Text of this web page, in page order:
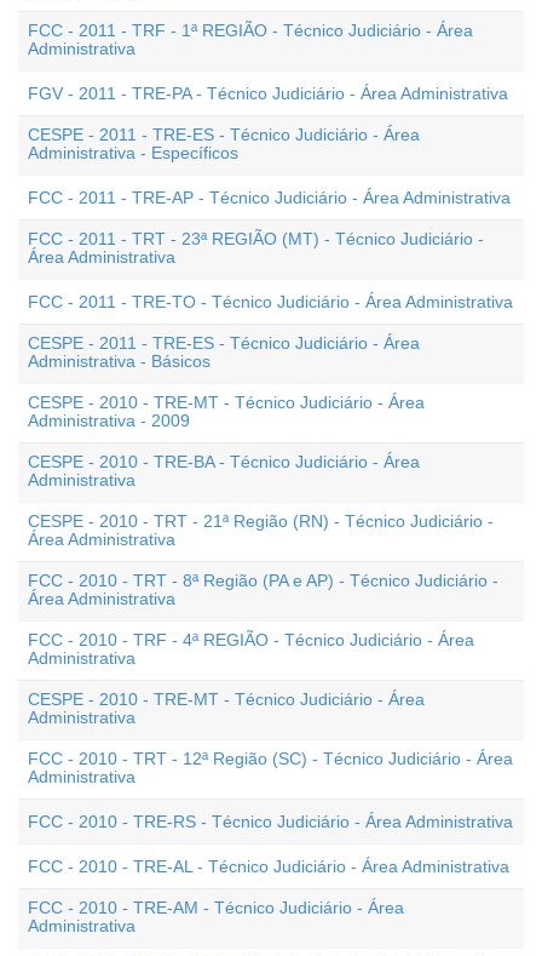
FCC - 2011 - TRF - 1ª REGIÃO - Técnico Judiciário - Área
Administrativa
FGV - 2011 - TRE-PA - Técnico Judiciário - Área Administrativa
CESPE - 2011 - TRE-ES - Técnico Judiciário - Área
Administrativa - Específicos
FCC - 2011 - TRE-AP - Técnico Judiciário - Área Administrativa
FCC - 2011 - TRT - 23ª REGIÃO (MT) - Técnico Judiciário -
Área Administrativa
FCC - 2011 - TRE-TO - Técnico Judiciário - Área Administrativa
CESPE - 2011 - TRE-ES - Técnico Judiciário - Área
Administrativa - Básicos
CESPE - 2010 - TRE-MT - Técnico Judiciário - Área
Administrativa - 2009
CESPE - 2010 - TRE-BA - Técnico Judiciário - Área
Administrativa
CESPE - 2010 - TRT - 21ª Região (RN) - Técnico Judiciário -
Área Administrativa
FCC - 2010 - TRT - 8ª Região (PA e AP) - Técnico Judiciário -
Área Administrativa
FCC - 2010 - TRF - 4ª REGIÃO - Técnico Judiciário - Área
Administrativa
CESPE - 2010 - TRE-MT - Técnico Judiciário - Área
Administrativa
FCC - 2010 - TRT - 12ª Região (SC) - Técnico Judiciário - Área
Administrativa
FCC - 2010 - TRE-RS - Técnico Judiciário - Área Administrativa
FCC - 2010 - TRE-AL - Técnico Judiciário - Área Administrativa
FCC - 2010 - TRE-AM - Técnico Judiciário - Área
Administrativa